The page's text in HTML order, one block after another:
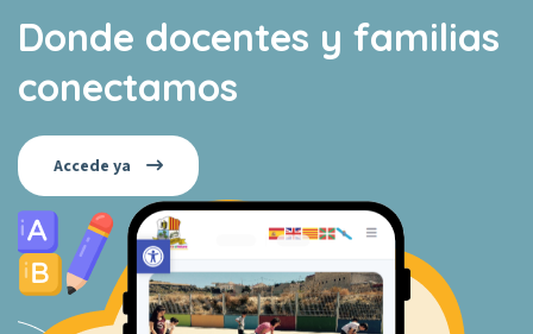
Donde docentes y familias
conectamos
Accede ya